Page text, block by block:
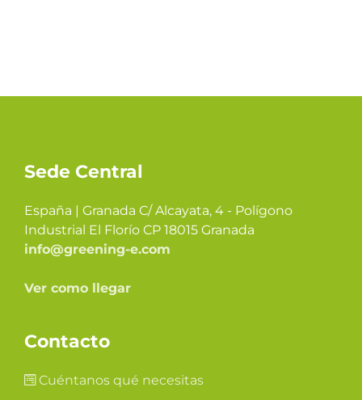
Sede Central
España | Granada C/ Alcayata, 4 - Polígono
Industrial El Florío CP 18015 Granada
info@greening-e.com
Ver como llegar
Contacto
Cuéntanos qué necesitas